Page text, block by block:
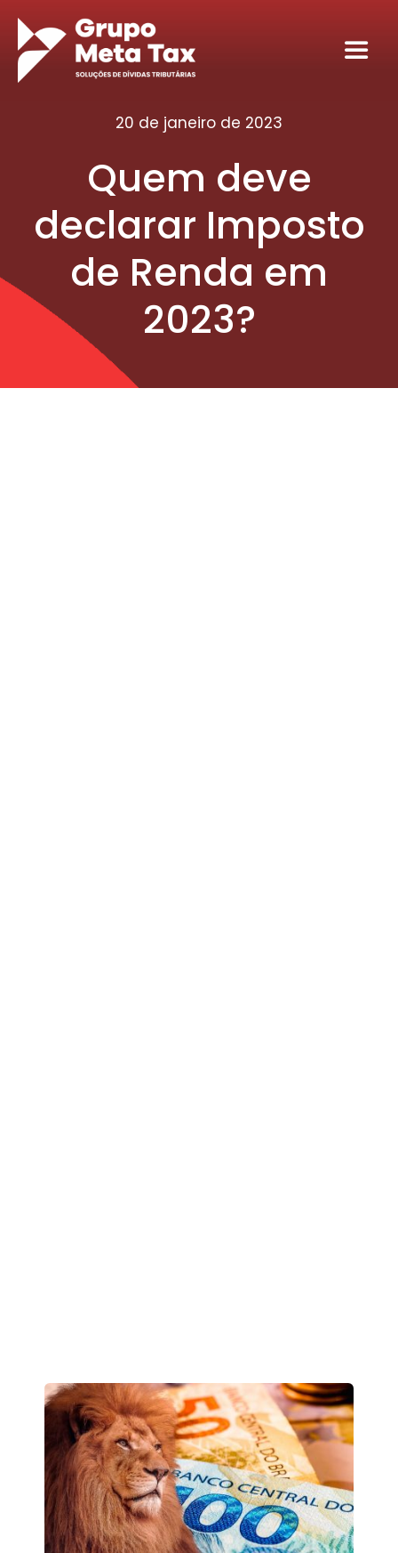
para
Serviços
Seja nosso sócio tributário
Conteúdos
20 de janeiro de 2023
Quem deve
declarar Imposto
de Renda em
2023?